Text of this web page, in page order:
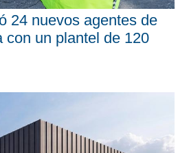
24 nuevos agentes de
con un plantel de 120